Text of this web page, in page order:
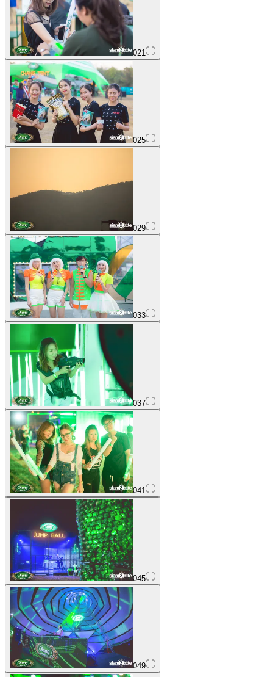
021
025
029
033
037
041
045
049